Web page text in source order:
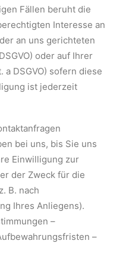
Fällen beruht die
Interesse an
an uns gerichteten
oder auf Ihrer
a DSGVO) sofern diese
ist jederzeit
bei uns, bis Sie uns
Einwilligung zur
der Zweck für die
B. nach
Ihres Anliegens).
–
–